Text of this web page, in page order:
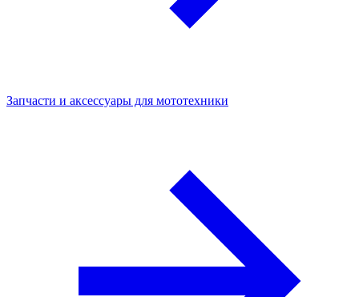
Запчасти и аксессуары для мототехники